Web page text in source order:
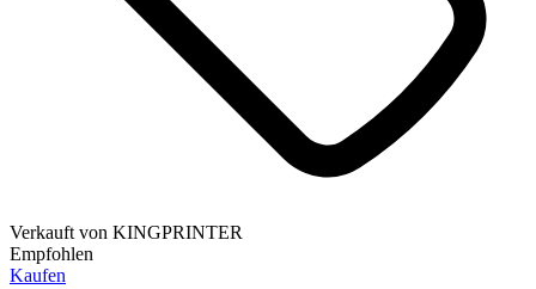
Verkauft von KINGPRINTER
Empfohlen
Kaufen